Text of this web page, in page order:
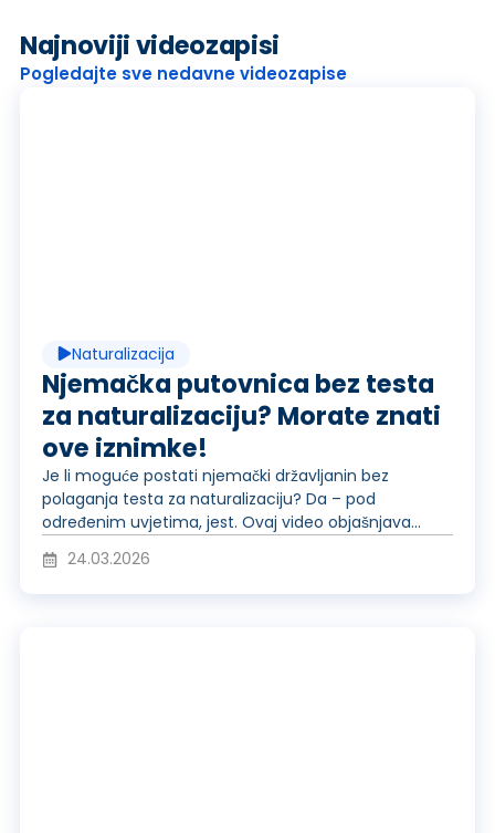
Najnoviji videozapisi
Pogledajte sve nedavne videozapise
r
o
d
Naturalizacija
Njemačka putovnica bez testa
za naturalizaciju? Morate znati
ove iznimke!
Je li moguće postati njemački državljanin bez
polaganja testa za naturalizaciju? Da – pod
određenim uvjetima, jest. Ovaj video objašnjava...
24.03.2026